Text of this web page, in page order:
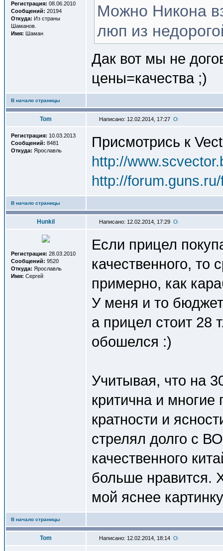
Регистрация: 08.06.2010
Сообщений: 20194
Откуда: Из страны
Шаманов.
Имя: Шаман
Можно Никона
люп из
Дак вот мы не
цены=качества ;)
В начало страницы
Tom Написано: 12.02.2014, 17:27
Регистрация: 10.03.2013
Сообщений: 8481
Откуда: Ярославль
Присмотрись к
http://
http://
В начало страницы
Hunkil Написано: 12.02.2014, 17:29
Регистрация: 28.03.2010
Сообщений: 9520
Откуда: Ярославль
Имя: Сергей
Если прицел
качественного, то
примерно, как
У меня и то
а прицел стоит 28
обошелся :)
Учитывая, что на
критична и
кратности и
стрелял долго с
качественного
больше нравится.
мой яснее
В начало страницы
Tom Написано: 12.02.2014, 18:14